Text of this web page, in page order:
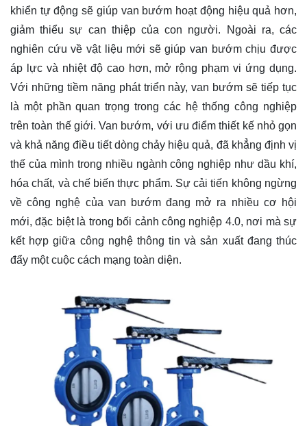
khiển tự động sẽ giúp van bướm hoạt động hiệu quả hơn,
giảm thiểu sự can thiệp của con người. Ngoài ra, các
nghiên cứu về vật liệu mới sẽ giúp van bướm chịu được
áp lực và nhiệt độ cao hơn, mở rộng phạm vi ứng dụng.
Với những tiềm năng phát triển này, van bướm sẽ tiếp tục
là một phần quan trọng trong các hệ thống công nghiệp
trên toàn thế giới. Van bướm, với ưu điểm thiết kế nhỏ gọn
và khả năng điều tiết dòng chảy hiệu quả, đã khẳng định vị
thế của mình trong nhiều ngành công nghiệp như dầu khí,
hóa chất, và chế biến thực phẩm. Sự cải tiến không ngừng
về công nghệ của van bướm đang mở ra nhiều cơ hội
mới, đặc biệt là trong bối cảnh công nghiệp 4.0, nơi mà sự
kết hợp giữa công nghệ thông tin và sản xuất đang thúc
đẩy một cuộc cách mạng toàn diện.